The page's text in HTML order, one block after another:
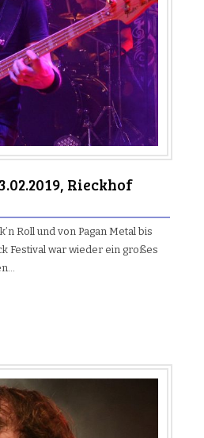
Rieckhof
Roll und von Pagan Metal bis
Festival war wieder ein großes